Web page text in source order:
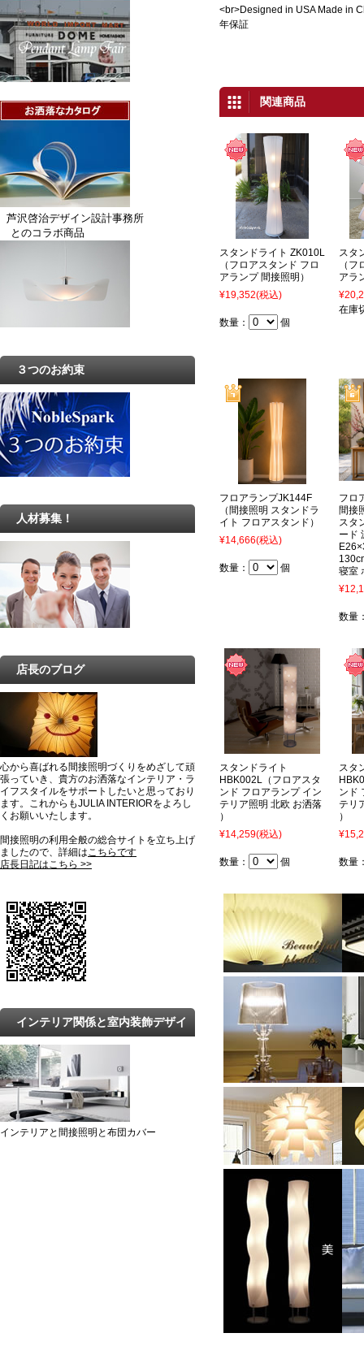
<br>Designed in USA Made in
年保証
関連商品
スタンドライト ZK010L
（フロアスタンド フロ
アランプ 間接照明）
¥19,352(税込)
数量： 個
スタ
（
アラ
在庫
フロアランプJK144F
（間接照明 スタンドラ
イト フロアスタンド）
¥14,666(税込)
数量： 個
フロ
間接
スタ
ード
寝室
数量
スタンドライト
HBK002L（フロアスタ
ンド フロアランプ イン
テリア照明 北欧 お洒落
）
¥14,259(税込)
数量： 個
スタ
ンド
テリ
）
数量
芦沢啓治デザイン設計事務所
とのコラボ商品
３つのお約束
人材募集！
店長のブログ
心から喜ばれる間接照明づくりをめざして頑
張っていき、貴方のお洒落なインテリア・ラ
イフスタイルをサポートしたいと思っており
ます。これからもJULIA INTERIORをよろし
くお願いいたします。
間接照明の利用全般の総合サイトを立ち上げ
ましたので、詳細はこちらです
店長日記はこちら >>
インテリア関係と室内装飾デザイ
ンの最新トレンドと知識
インテリアと間接照明と布団カバー